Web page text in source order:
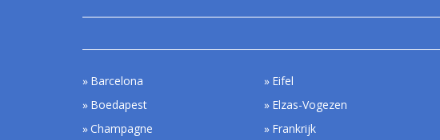
Barcelona
Boedapest
Champagne
Eifel
Elzas-Vogezen
Frankrijk